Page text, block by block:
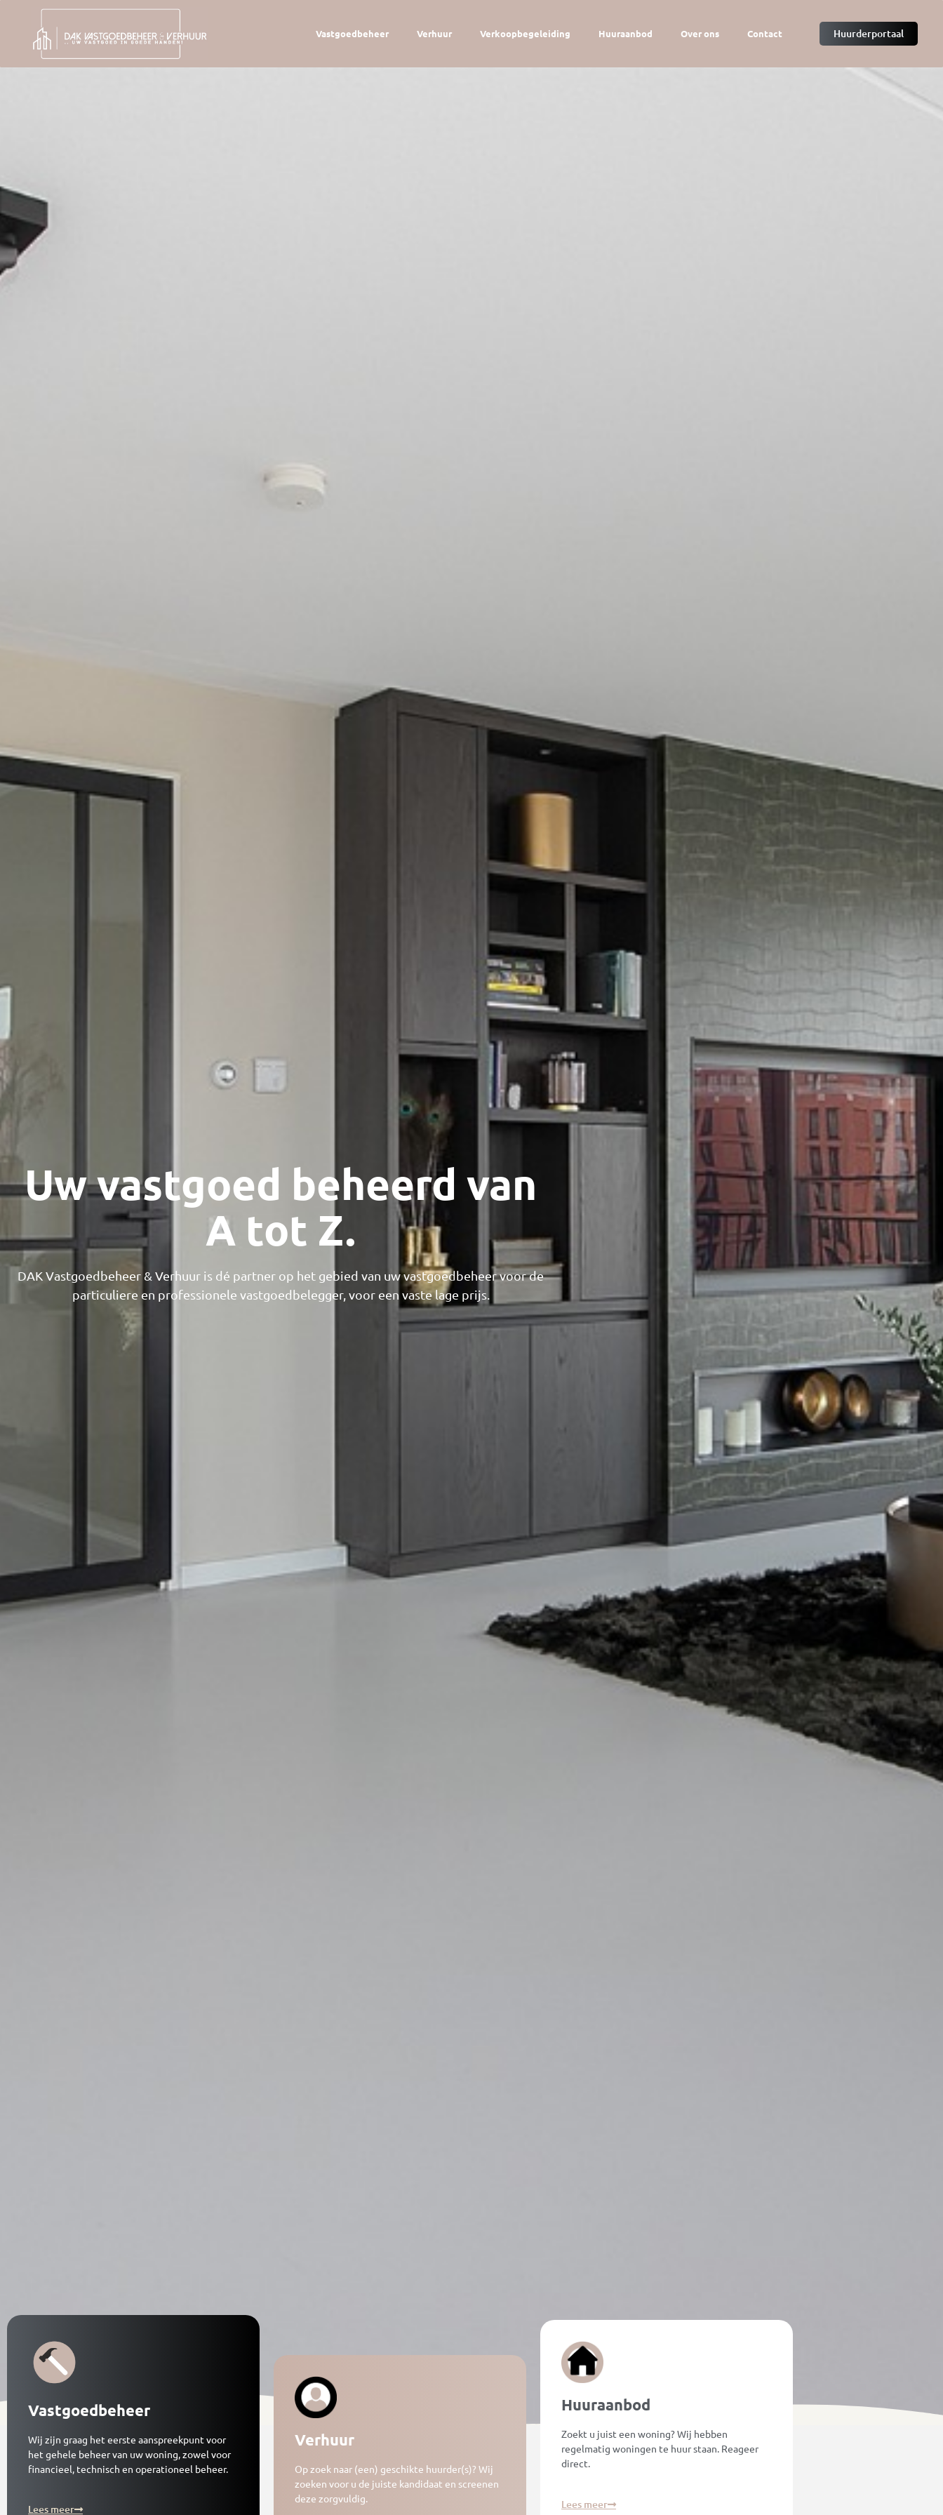
Vastgoedbeheer Verhuur Verkoopbegeleiding Huuraanbod Over ons Contact Huurderportaal
Uw vastgoed beheerd van
A tot Z.
DAK Vastgoedbeheer & Verhuur is dé partner op het gebied van uw vastgoedbeheer voor de
particuliere en professionele vastgoedbelegger, voor een vaste lage prijs.
Vastgoedbeheer
Wij zijn graag het eerste aanspreekpunt voor
het gehele beheer van uw woning, zowel voor
financieel, technisch en operationeel beheer.
Lees meer
Verhuur
Op zoek naar (een) geschikte huurder(s)? Wij
zoeken voor u de juiste kandidaat en screenen
deze zorgvuldig.
Huuraanbod
Zoekt u juist een woning? Wij hebben
regelmatig woningen te huur staan. Reageer
direct.
Lees meer